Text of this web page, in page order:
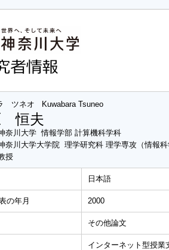
ツネオ Kuwabara Tsuneo
恒夫
奈川大学 情報学部 計算機科学科
奈川大学大学院 理学研究科 理学専攻（情報
授
日本語
の年月 2000
その他論文
インターネット型授業